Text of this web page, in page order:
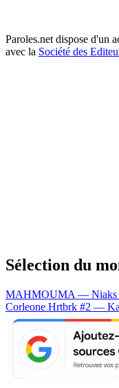
Paroles.net dispose d'un
avec la Société des
Sélection du
MAHMOUMA — Niaks
Corleone Hrtbrk #2 —